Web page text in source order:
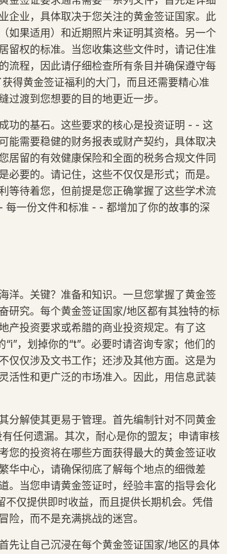
企业，具体取决于您关注的黄金签证国家。此
如果适用）和近期照片来证明其资格。另一个
留权的标准。当您收集这些文件时，请记住准
流程，因此请仔细检查所有条目并确保遵守每
得黄金签证福利的大门，而且还需要精心准
渡到您想要的目的地更近一步。
功的基石。这些要求的核心是投资证明 - - 这
能需要稳健的财务报表或财产契约，具体取决
居留的有效健康保险和全面的税务合规文件同
要的。请记住，这些不仅仅是形式；而是。
等待着您，但前提是您正确掌握了这些学术流
一份文件和标准 - - 都增加了你的故事的深
洋。关键？准备和知识。一旦您掌握了黄金签
研究。每个黄金签证国家/地区都有其独特的标
产投资要求或希腊的商业投资规定。有了这
，划掉你的“t”。必要时请咨询专家；他们的
仅仅涉及文书工作；还涉及其他方面。这是为
活性和更广泛的市场准入。因此，用信息武装
分解使其更易于管理。首先编制针对不同黄金
任何遗漏。其次，耐心是你的盟友；申请审核
您的投资将在哪些方面获得最大的黄金签证收
华中心，请确保彻底了解每个地点的细微差
。当您申请黄金签证时，经验丰富的指导会化
仅提供即时收益，而且提供长期机会。凭借
险，而不是充满挑战的迷宫。
先让自己沉浸在每个黄金签证国家/地区的具体